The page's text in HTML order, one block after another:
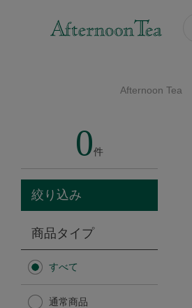
ソーシャルギフト
カタログギフト
Afternoon Tea TEAROOM
Afternoon Tea
0件
絞り込み
商品タイプ
すべて
通常商品